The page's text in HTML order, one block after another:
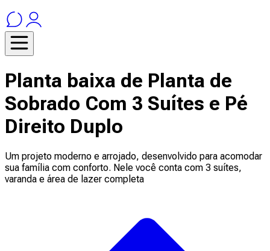
Planta baixa de Planta de
Sobrado Com 3 Suítes e Pé
Direito Duplo
Um projeto moderno e arrojado, desenvolvido para acomodar
sua família com conforto. Nele você conta com 3 suítes,
varanda e área de lazer completa